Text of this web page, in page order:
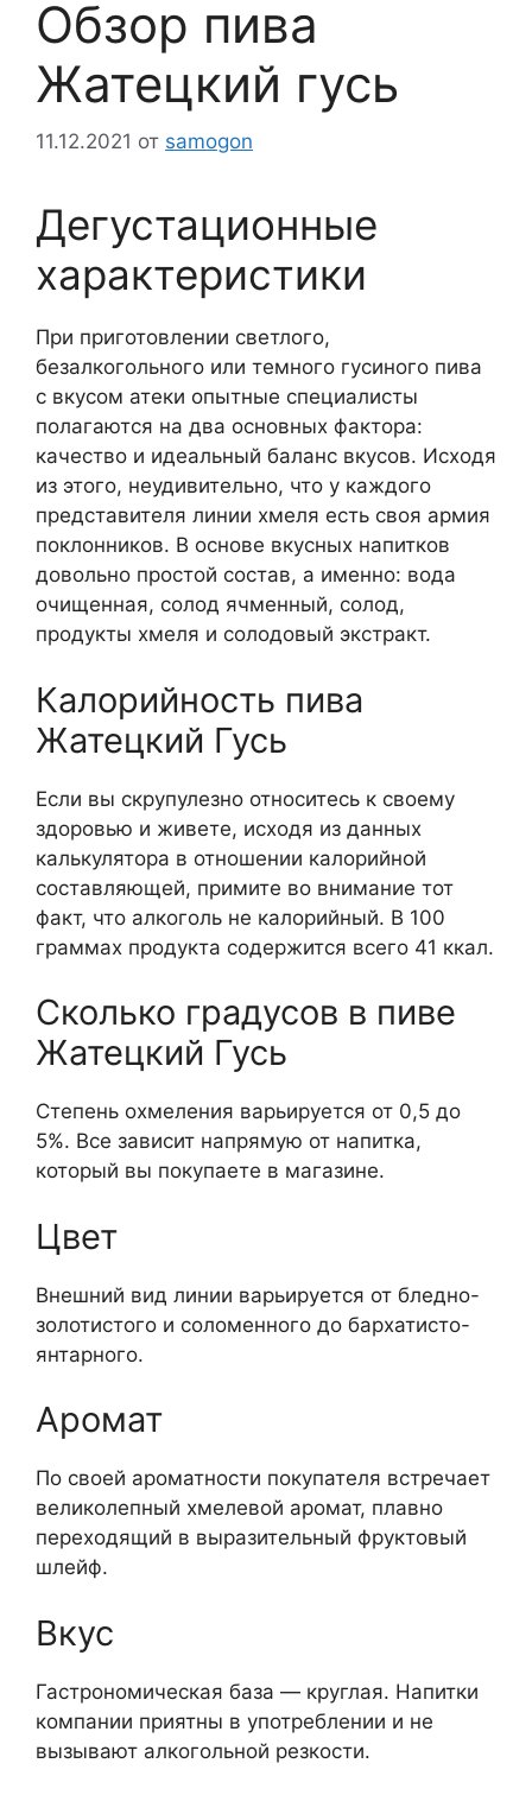
Обзор пива
Жатецкий гусь
11.12.2021 от samogon
Дегустационные
характеристики
При приготовлении светлого,
безалкогольного или темного гусиного пива
с вкусом атеки опытные специалисты
полагаются на два основных фактора:
качество и идеальный баланс вкусов. Исходя
из этого, неудивительно, что у каждого
представителя линии хмеля есть своя армия
поклонников. В основе вкусных напитков
довольно простой состав, а именно: вода
очищенная, солод ячменный, солод,
продукты хмеля и солодовый экстракт.
Калорийность пива
Жатецкий Гусь
Если вы скрупулезно относитесь к своему
здоровью и живете, исходя из данных
калькулятора в отношении калорийной
составляющей, примите во внимание тот
факт, что алкоголь не калорийный. В 100
граммах продукта содержится всего 41 ккал.
Сколько градусов в пиве
Жатецкий Гусь
Степень охмеления варьируется от 0,5 до
5%. Все зависит напрямую от напитка,
который вы покупаете в магазине.
Цвет
Внешний вид линии варьируется от бледно-
золотистого и соломенного до бархатисто-
янтарного.
Аромат
По своей ароматности покупателя встречает
великолепный хмелевой аромат, плавно
переходящий в выразительный фруктовый
шлейф.
Вкус
Гастрономическая база — круглая. Напитки
компании приятны в употреблении и не
вызывают алкогольной резкости.